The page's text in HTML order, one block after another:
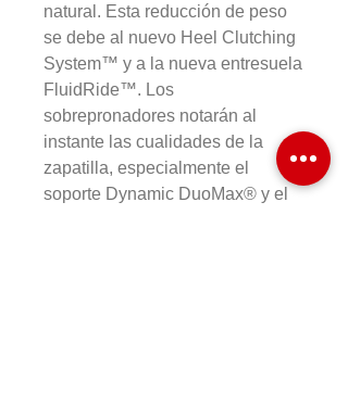
natural. Esta reducción de peso
se debe al nuevo Heel Clutching
System™ y a la nueva entresuela
FluidRide™. Los
sobrepronadores notarán al
instante las cualidades de la
zapatilla, especialmente el
soporte Dynamic DuoMax® y el